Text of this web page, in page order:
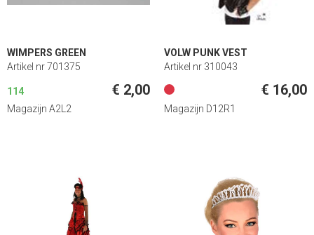
WIMPERS GREEN
Artikel nr 701375
114 € 2,00
Magazijn A2L2
VOLW PUNK VEST
Artikel nr 310043
€ 16,00
Magazijn D12R1